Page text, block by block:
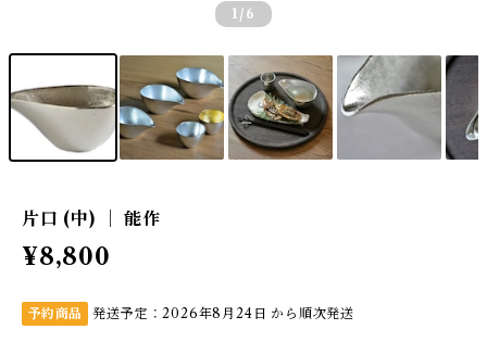
1 /6
片口 (中) ｜ 能作
¥8,800
予約商品 発送予定：2026年8月24日 から順次発送